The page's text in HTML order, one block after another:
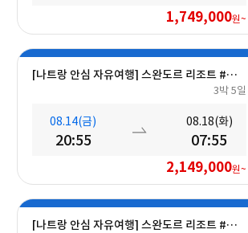
1,749,000원~
[나트랑 안심 자유여행] 스완도르 리조트 #올인크루시브+오션뷰+밤 10시 레체포함+미니바1회 5일
3박 5일
08.14(금)
20:55
08.18(화)
07:55
2,149,000원~
[나트랑 안심 자유여행] 스완도르 리조트 #올인크루시브+오션뷰+밤 10시 레체포함+미니바1회 5일